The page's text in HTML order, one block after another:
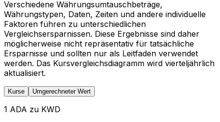
Verschiedene Währungsumtauschbeträge,
Währungstypen, Daten, Zeiten und andere individuelle
Faktoren führen zu unterschiedlichen
Vergleichsersparnissen. Diese Ergebnisse sind daher
möglicherweise nicht repräsentativ für tatsächliche
Ersparnisse und sollten nur als Leitfaden verwendet
werden. Das Kursvergleichsdiagramm wird vierteljährlich
aktualisiert.
Kurse Umgerechneter Wert
1 ADA zu KWD